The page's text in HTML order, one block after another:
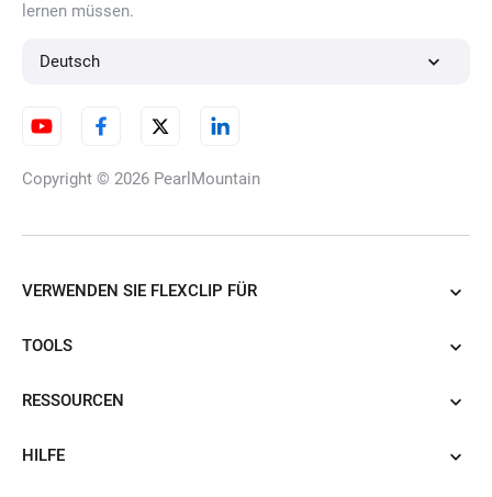
lernen müssen.
Deutsch
Copyright © 2026 PearlMountain
VERWENDEN SIE FLEXCLIP FÜR
TOOLS
RESSOURCEN
HILFE